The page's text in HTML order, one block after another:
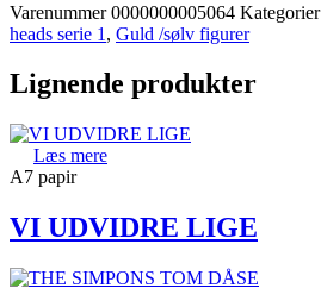
Varenummer0000000005064 Kategorier
heads serie 1 , Guld /sølv figurer
Lignende produkter
Læs mere
A7 papir
VI UDVIDRE LIGE